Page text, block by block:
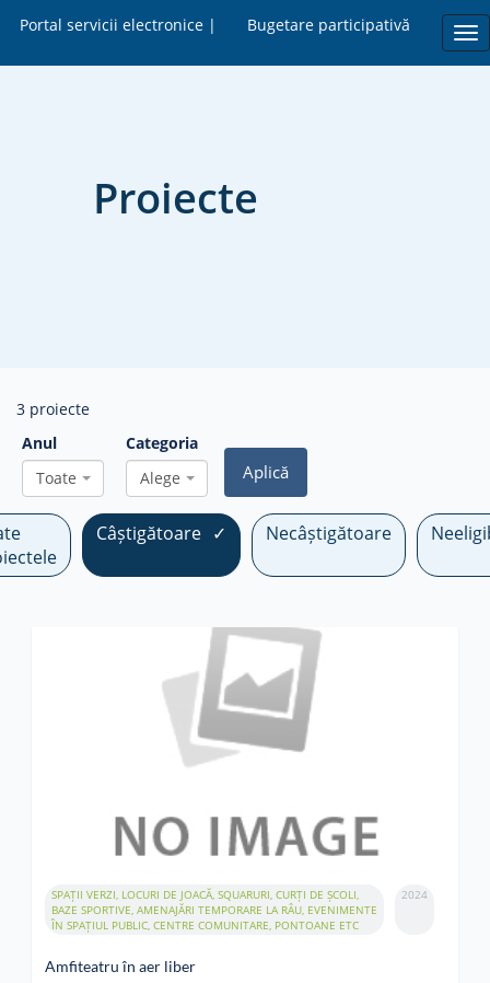
Portal servicii electronice | Bugetare participativă
Proiecte
3 proiecte
Anul
Toate
Categoria
Alege
Aplică
Câștigătoare Necâștigătoare
SPAȚII VERZI, LOCURI DE JOACĂ, SQUARURI, CURȚI DE ȘCOLI,
BAZE SPORTIVE, AMENAJĂRI TEMPORARE LA RÂU, EVENIMENTE
ÎN SPAȚIUL PUBLIC, CENTRE COMUNITARE, PONTOANE ETC
2024
Amfiteatru în aer liber